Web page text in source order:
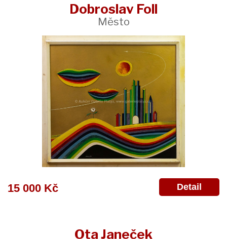
Dobroslav Foll
Město
15 000 Kč Detail
Ota Janeček